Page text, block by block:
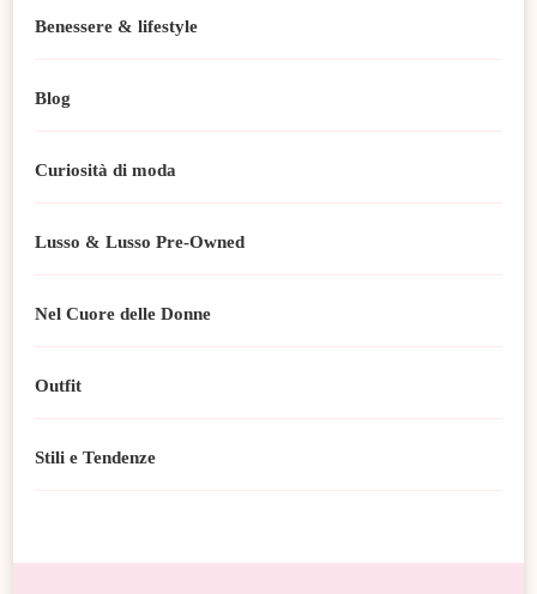
Benessere & lifestyle
Blog
Curiosità di moda
Lusso & Lusso Pre-Owned
Nel Cuore delle Donne
Outfit
Stili e Tendenze